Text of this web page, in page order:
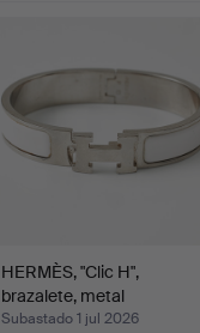
HERMÈS, "Clic H",
brazalete, metal
chapado…
Subastado 1 jul 2026